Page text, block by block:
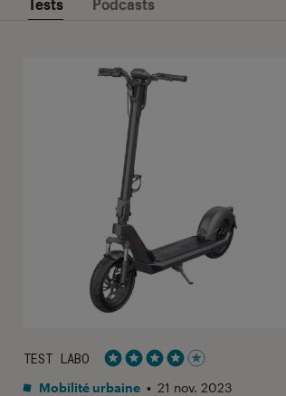
TEST LABO
Noté 4 étoiles sur 5
Mobilité urbaine • 21 nov. 2023